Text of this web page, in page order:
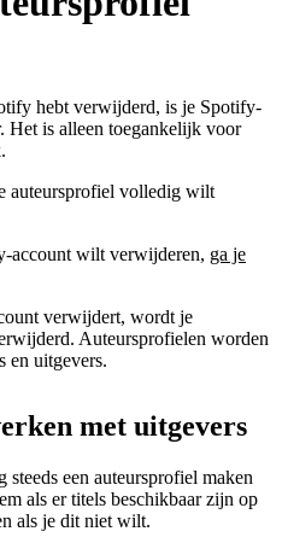
hebt verwijderd, is je Spotify-
Het is alleen toegankelijk voor
auteursprofiel volledig wilt
account wilt verwijderen, ga je
verwijdert, wordt je
Auteursprofielen worden
en uitgevers.
met uitgevers
een auteursprofiel maken
als er titels beschikbaar zijn op
als je dit niet wilt.